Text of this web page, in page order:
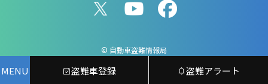
MENU
© 自動車盗難情報局
盗難車登録 盗難アラート